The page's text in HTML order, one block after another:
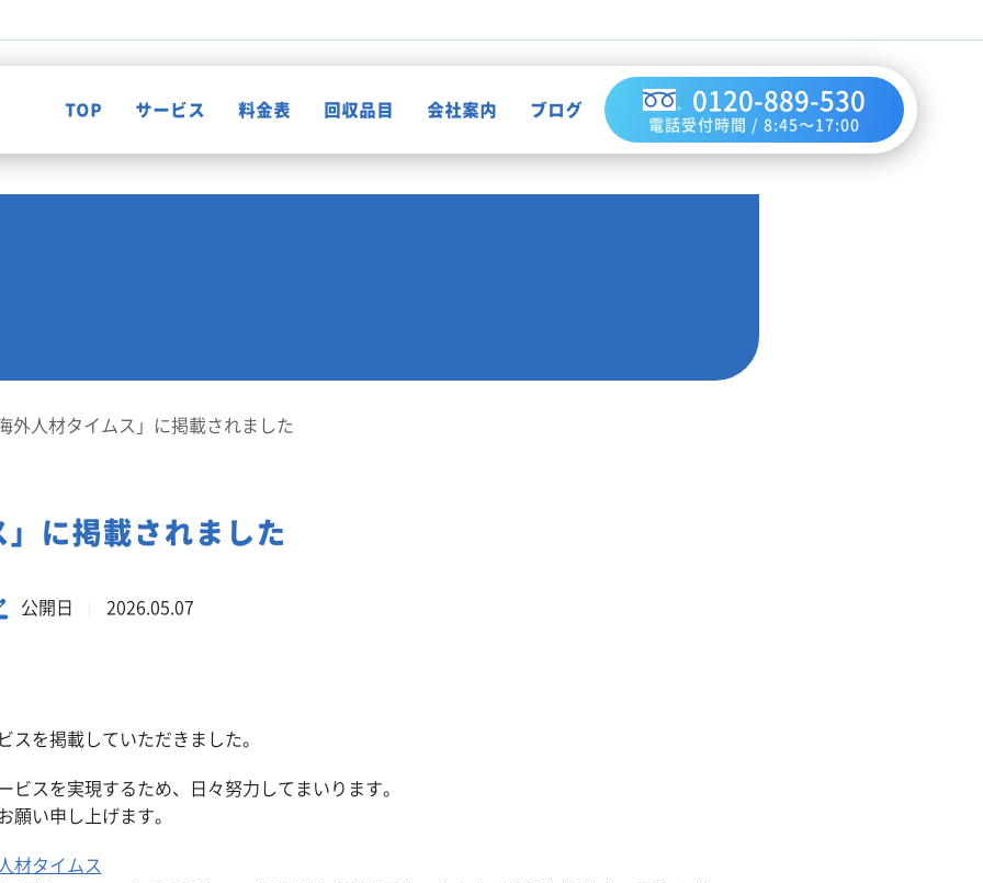
TOP サービス
事業系一般廃棄物の定期回収
料金表 回収品目 会社案内 ブログ 0120-889-530
電話受付時間 / 8:45～17:00
外人材タイムス」に掲載されました
に掲載されました
公開日 2026.05.07
スを掲載していただきました。
ビスを実現するため、日々努力してまいります。
願い申し上げます。
材タイムス